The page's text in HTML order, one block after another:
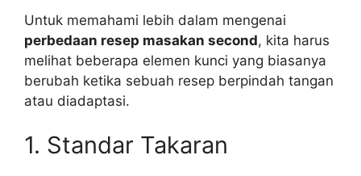
Untuk memahami lebih dalam mengenai
perbedaan resep masakan second, kita harus
melihat beberapa elemen kunci yang biasanya
berubah ketika sebuah resep berpindah tangan
atau diadaptasi.
1. Standar Takaran